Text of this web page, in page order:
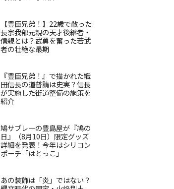
【豊臣兄弟！】22歳で散った
長宗我部元親の天才後継者・
信親とは？武勇を奮った若武
者の壮絶な最期
『豊臣兄弟！』で描かれた織
田信長の道普請は史実？信長
が実施した街道整備の施策を
紹介
鳩サブレーの豊島屋が『鳩の
日』（8月10日）限定グッズ
詳細を発表！今年はシリコン
ポーチ「はとっこ」
あの装飾は「炎」ではない？